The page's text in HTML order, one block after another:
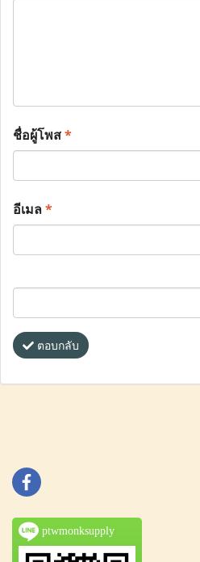
ชื่อผู้โพส*
อีเมล*
ตอบกลับ
ptwmonksupply